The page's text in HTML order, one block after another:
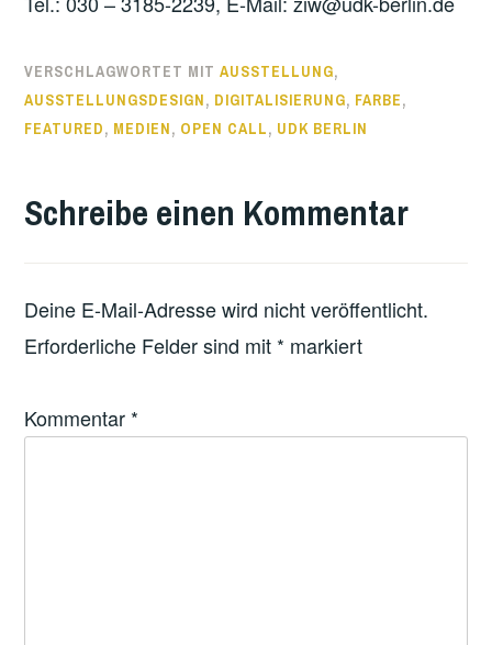
VERSCHLAGWORTET MITAUSSTELLUNG,
AUSSTELLUNGSDESIGN, DIGITALISIERUNG, FARBE,
FEATURED, MEDIEN, OPEN CALL, UDK BERLIN
Schreibe einen Kommentar
Deine E-Mail-Adresse wird nicht veröffentlicht.
Erforderliche Felder sind mit * markiert
Kommentar *